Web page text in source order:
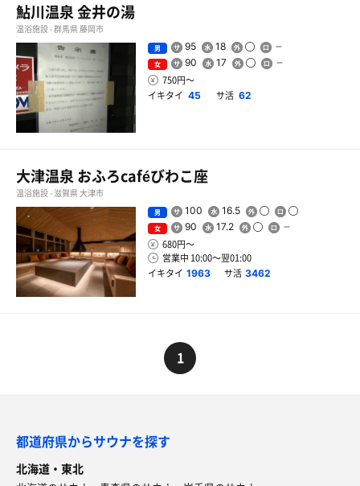
鮎川温泉 金井の湯
温浴施設 - 群馬県 藤岡市
男 95 18
女 90 17
750円〜
イキタイ 45 サ活 62
大津温泉 おふろcaféびわこ座
温浴施設 - 滋賀県 大津市
男 100 16.5
女 90 17.2
680円〜
営業中 10:00〜翌01:00
イキタイ 1963 サ活 3462
1
都道府県からサウナを探す
北海道・東北